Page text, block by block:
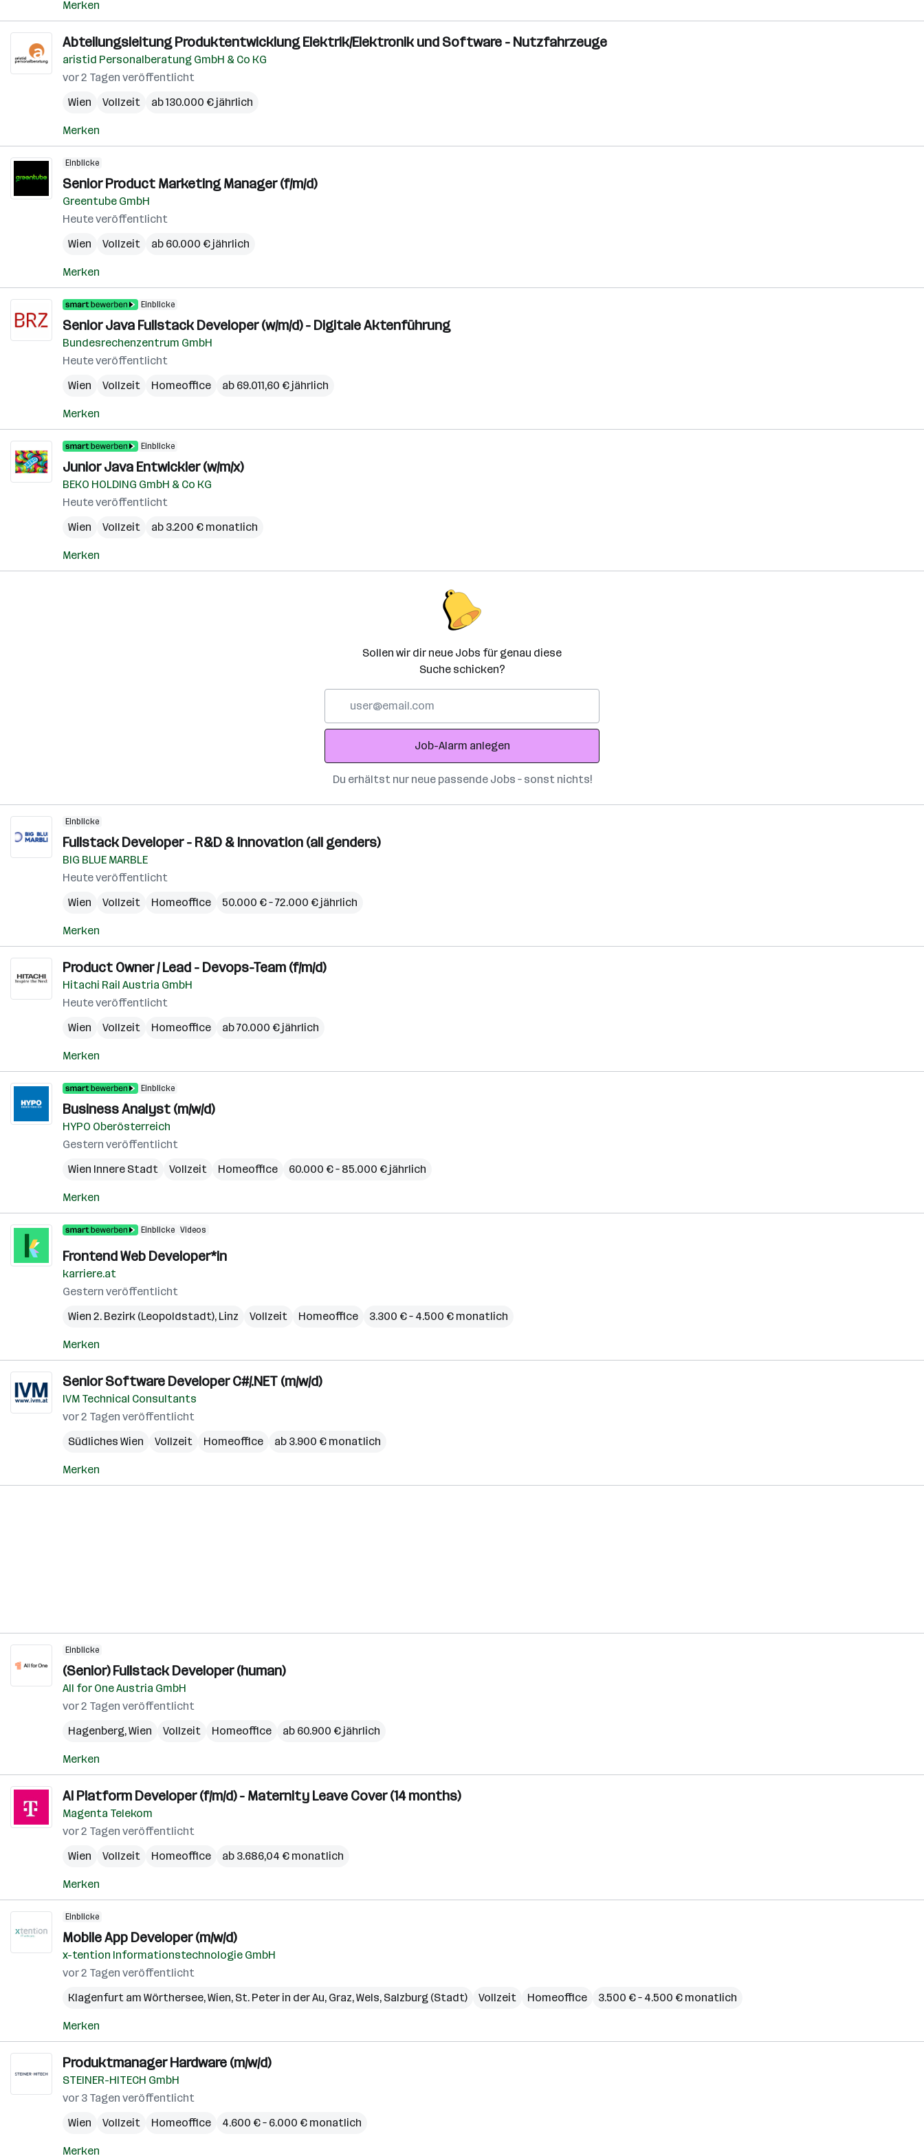
Merken
Abteilungsleitung Produktentwicklung Elektrik/Elektronik und Software - Nutzfahrzeuge
aristid Personalberatung GmbH & Co KG
vor 2 Tagen veröffentlicht
Wien
Vollzeit ab 130.000 € jährlich
Merken
Einblicke
Senior Product Marketing Manager (f/m/d)
Greentube GmbH
Heute veröffentlicht
Wien
Vollzeit ab 60.000 € jährlich
Merken
Einblicke
Senior Java Fullstack Developer (w/m/d) - Digitale Aktenführung
Bundesrechenzentrum GmbH
Heute veröffentlicht
Wien
Vollzeit Homeoffice ab 69.011,60 € jährlich
Merken
Einblicke
Junior Java Entwickler (w/m/x)
BEKO HOLDING GmbH & Co KG
Heute veröffentlicht
Wien
Vollzeit ab 3.200 € monatlich
Merken
Sollen wir dir neue Jobs für genau diese
Suche schicken?
Adresse
Job-Alarm anlegen
Du erhältst nur neue passende Jobs – sonst nichts!
Einblicke
Fullstack Developer - R&D & Innovation (all genders)
BIG BLUE MARBLE
Heute veröffentlicht
Wien
Vollzeit Homeoffice 50.000 € – 72.000 € jährlich
Merken
Product Owner / Lead - Devops-Team (f/m/d)
Hitachi Rail Austria GmbH
Heute veröffentlicht
Wien
Vollzeit Homeoffice ab 70.000 € jährlich
Merken
Einblicke
Business Analyst (m/w/d)
HYPO Oberösterreich
Gestern veröffentlicht
Wien Innere Stadt
Vollzeit Homeoffice 60.000 € – 85.000 € jährlich
Merken
Einblicke Videos
Frontend Web Developer*in
karriere.at
Gestern veröffentlicht
Wien 2. Bezirk (Leopoldstadt), Linz Vollzeit Homeoffice 3.300 € – 4.500 € monatlich
Merken
Senior Software Developer C#/.NET (m/w/d)
IVM Technical Consultants
vor 2 Tagen veröffentlicht
Südliches Wien
Vollzeit Homeoffice ab 3.900 € monatlich
Merken
Einblicke
(Senior) Fullstack Developer (human)
All for One Austria GmbH
vor 2 Tagen veröffentlicht
Hagenberg,Wien Vollzeit Homeoffice ab 60.900 € jährlich
Merken
AI Platform Developer (f/m/d) - Maternity Leave Cover (14 months)
Magenta Telekom
vor 2 Tagen veröffentlicht
Wien
Vollzeit Homeoffice ab 3.686,04 € monatlich
Merken
Einblicke
Mobile App Developer (m/w/d)
x-tention Informationstechnologie GmbH
vor 2 Tagen veröffentlicht
Klagenfurt am Wörthersee,Wien, St. Peter in der Au, Graz,Wels, Salzburg (Stadt) Vollzeit Homeoffice 3.500 € – 4.500 € monatlich
Merken
Produktmanager Hardware (m/w/d)
STEINER-HITECH GmbH
vor 3 Tagen veröffentlicht
Wien
Vollzeit Homeoffice 4.600 € – 6.000 € monatlich
Merken